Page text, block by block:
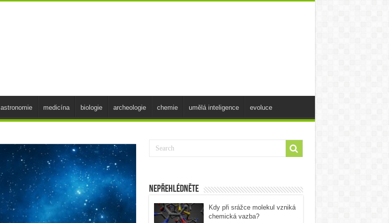
astronomie medicína biologie archeologie chemie umělá inteligence evoluce
Nepřehlédněte
Kdy při srážce molekul vzniká
chemická vazba?